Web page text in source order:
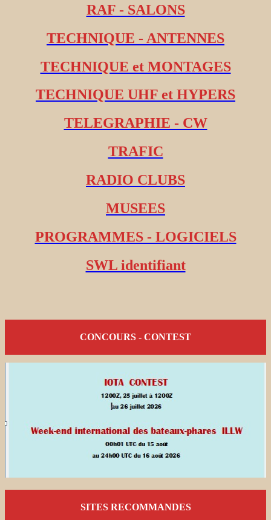
RAF - SALONS
TECHNIQUE - ANTENNES
TECHNIQUE et MONTAGES
TECHNIQUE UHF et HYPERS
TELEGRAPHIE - CW
TRAFIC
RADIO CLUBS
MUSEES
PROGRAMMES - LOGICIELS
SWL identifiant
CONCOURS - CONTEST
SITES RECOMMANDES